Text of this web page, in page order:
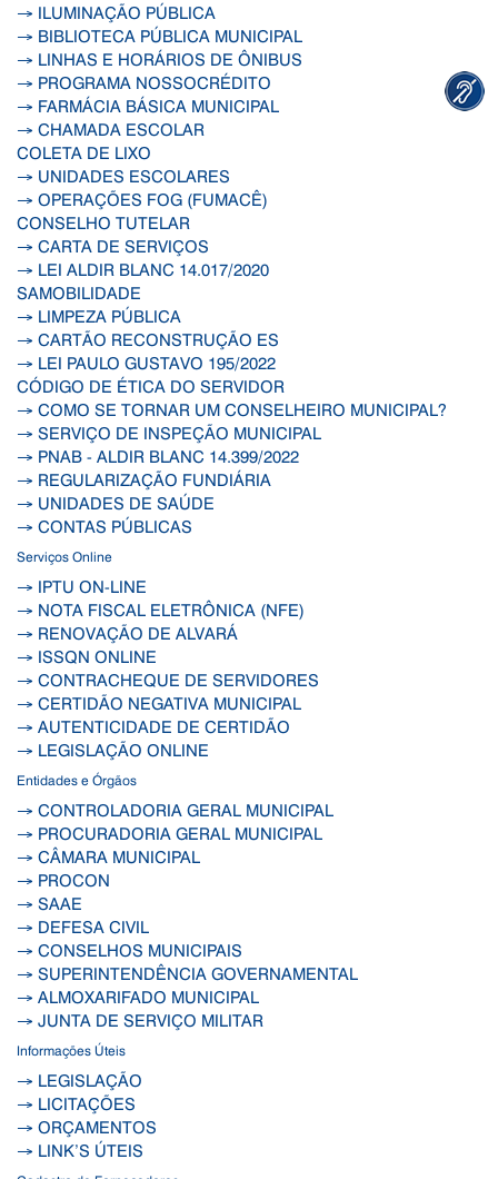
→ ILUMINAÇÃO PÚBLICA
→ BIBLIOTECA PÚBLICA MUNICIPAL
→ LINHAS E HORÁRIOS DE ÔNIBUS
→ PROGRAMA NOSSOCRÉDITO
→ FARMÁCIA BÁSICA MUNICIPAL
→ CHAMADA ESCOLAR
COLETA DE LIXO
→ UNIDADES ESCOLARES
→ OPERAÇÕES FOG (FUMACÊ)
CONSELHO TUTELAR
→ CARTA DE SERVIÇOS
→ LEI ALDIR BLANC 14.017/2020
SAMOBILIDADE
→ LIMPEZA PÚBLICA
→ CARTÃO RECONSTRUÇÃO ES
→ LEI PAULO GUSTAVO 195/2022
CÓDIGO DE ÉTICA DO SERVIDOR
→ COMO SE TORNAR UM CONSELHEIRO MUNICIPAL?
→ SERVIÇO DE INSPEÇÃO MUNICIPAL
→ PNAB - ALDIR BLANC 14.399/2022
→ REGULARIZAÇÃO FUNDIÁRIA
→ UNIDADES DE SAÚDE
→ CONTAS PÚBLICAS
Serviços Online
→ IPTU ON-LINE
→ NOTA FISCAL ELETRÔNICA (NFE)
→ RENOVAÇÃO DE ALVARÁ
→ ISSQN ONLINE
→ CONTRACHEQUE DE SERVIDORES
→ CERTIDÃO NEGATIVA MUNICIPAL
→ AUTENTICIDADE DE CERTIDÃO
→ LEGISLAÇÃO ONLINE
Entidades e Órgãos
→ CONTROLADORIA GERAL MUNICIPAL
→ PROCURADORIA GERAL MUNICIPAL
→ CÂMARA MUNICIPAL
→ PROCON
→ SAAE
→ DEFESA CIVIL
→ CONSELHOS MUNICIPAIS
→ SUPERINTENDÊNCIA GOVERNAMENTAL
→ ALMOXARIFADO MUNICIPAL
→ JUNTA DE SERVIÇO MILITAR
Informações Úteis
→ LEGISLAÇÃO
→ LICITAÇÕES
→ ORÇAMENTOS
→ LINK’S ÚTEIS